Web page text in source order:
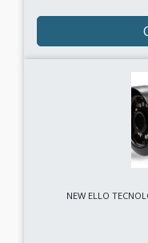
NEW ELLO